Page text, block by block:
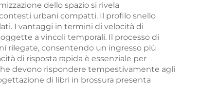
dello spazio si rivela
urbani compatti. Il profilo snello
I vantaggi in termini di velocità di
a vincoli temporali. Il processo di
rilegate, consentendo un ingresso più
di risposta rapida è essenziale per
devono rispondere tempestivamente agli
di libri in brossura presenta